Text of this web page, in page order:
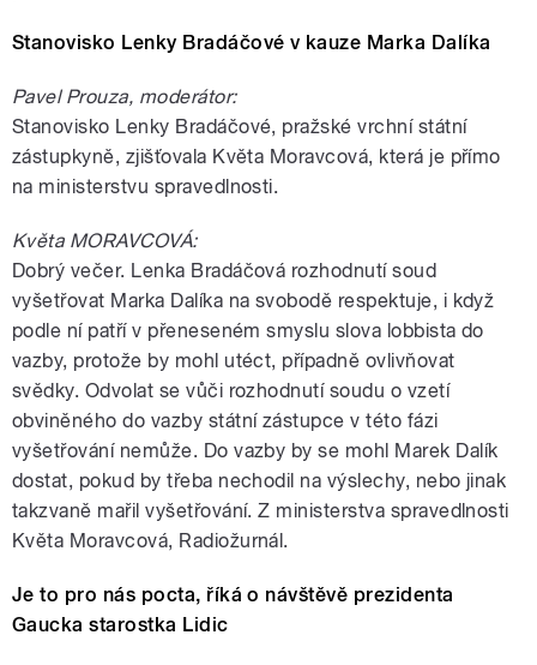
Stanovisko Lenky Bradáčové v kauze Marka Dalíka
Pavel Prouza, moderátor:
Stanovisko Lenky Bradáčové, pražské vrchní státní
zástupkyně, zjišťovala Květa Moravcová, která je přímo
na ministerstvu spravedlnosti.
Květa MORAVCOVÁ:
Dobrý večer. Lenka Bradáčová rozhodnutí soud
vyšetřovat Marka Dalíka na svobodě respektuje, i když
podle ní patří v přeneseném smyslu slova lobbista do
vazby, protože by mohl utéct, případně ovlivňovat
svědky. Odvolat se vůči rozhodnutí soudu o vzetí
obviněného do vazby státní zástupce v této fázi
vyšetřování nemůže. Do vazby by se mohl Marek Dalík
dostat, pokud by třeba nechodil na výslechy, nebo jinak
takzvaně mařil vyšetřování. Z ministerstva spravedlnosti
Květa Moravcová, Radiožurnál.
Je to pro nás pocta, říká o návštěvě prezidenta
Gaucka starostka Lidic